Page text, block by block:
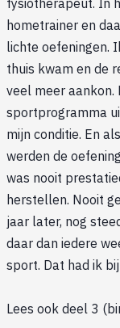
fysiotherapeut. In
hometrainer en
lichte oefeningen.
thuis kwam en de
veel meer
sportprogramma
mijn conditie. En
werden de
was nooit
herstellen. Nooit
jaar later, nog
daar dan iedere
sport. Dat had ik
Lees ook deel 3